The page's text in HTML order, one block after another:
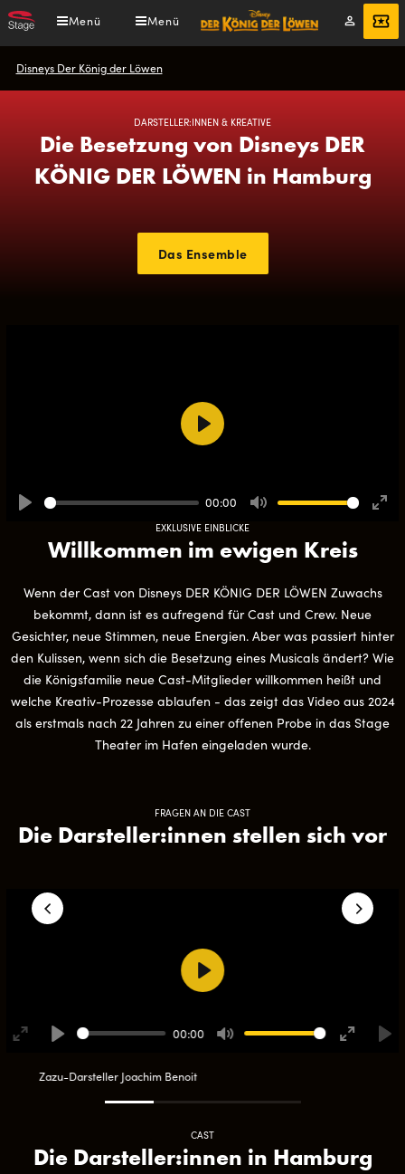
Direkt
zum
Menü Menü
Mein
Konto
Angebot
Pfadnavigation
Disneys Der König der Löwen
DARSTELLER:INNEN & KREATIVE
Die Besetzung von Disneys DER
KÖNIG DER LÖWEN in Hamburg
Das Ensemble
EXKLUSIVE EINBLICKE
Willkommen im ewigen Kreis
Wenn der Cast von Disneys DER KÖNIG DER LÖWEN Zuwachs
bekommt, dann ist es aufregend für Cast und Crew. Neue
Gesichter, neue Stimmen, neue Energien. Aber was passiert hinter
den Kulissen, wenn sich die Besetzung eines Musicals ändert? Wie
die Königsfamilie neue Cast-Mitglieder willkommen heißt und
welche Kreativ-Prozesse ablaufen - das zeigt das Video aus 2024
als erstmals nach 22 Jahren zu einer offenen Probe in das Stage
Theater im Hafen eingeladen wurde.
00:00
Play
FRAGEN AN DIE CAST
Die Darsteller:innen stellen sich vor
00:00
Play
Zazu-Darsteller Joachim Benoit
fullscreen
CAST
Die Darsteller:innen in Hamburg